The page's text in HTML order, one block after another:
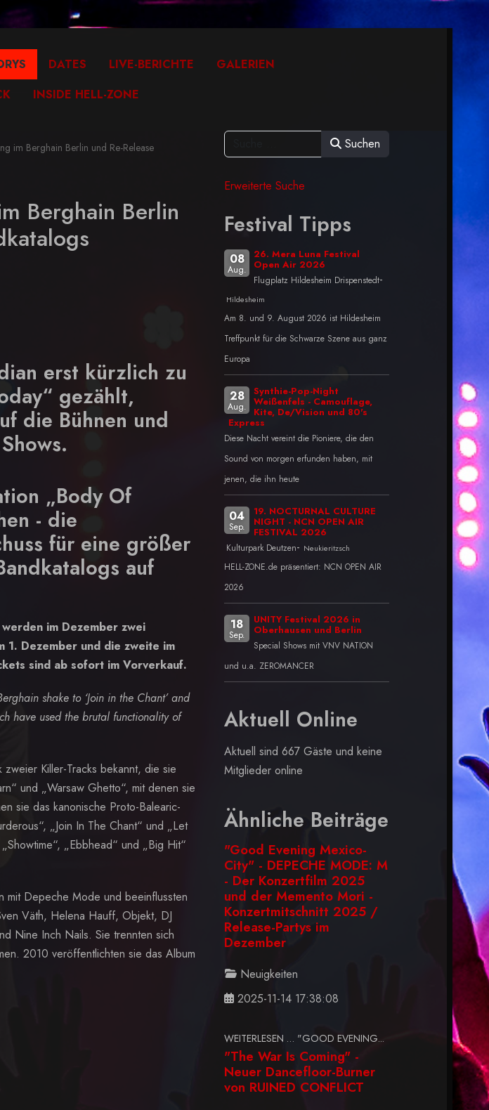
DATES LIVE-BERICHTE
GALERIEN
INSIDE HELL-ZONE
im Berghain Berlin und Re-Release
Berghain Berlin
erst kürzlich zu
gezählt,
die Bühnen und
„Body Of
- die
für eine größer
auf
im Dezember zwei
1. Dezember und die zweite im
sind ab sofort im Vorverkauf.
shake to ‘Join in the Chant’ and
have used the brutal functionality of
Killer-Tracks bekannt, die sie
und „Warsaw Ghetto“, mit denen sie
sie das kanonische Proto-Balearic-
„Join In The Chant“ und „Let
„Ebbhead“ und „Big Hit“
Depeche Mode und beeinflussten
Väth, Helena Hauff, Objekt, DJ
Nine Inch Nails. Sie trennten sich
2010 veröffentlichten sie das Album
Suchen
Erweiterte Suche
Festival Tipps
08
Aug.
26. Mera Luna Festival
Open Air 2026
Flugplatz Hildesheim Drispenstedt-
Hildesheim
Am 8. und 9. August 2026 ist Hildesheim
Treffpunkt für die Schwarze Szene aus ganz
Europa
28
Aug.
Synthie-Pop-Night
Weißenfels - Camouflage,
Kite, De/Vision und 80's
Express
Diese Nacht vereint die Pioniere, die den
Sound von morgen erfunden haben, mit
jenen, die ihn heute
04
Sep.
19. NOCTURNAL CULTURE
NIGHT - NCN OPEN AIR
FESTIVAL 2026
Kulturpark Deutzen- Neukieritzsch
HELL-ZONE.de präsentiert: NCN OPEN AIR
2026
18
Sep.
UNITY Festival 2026 in
Oberhausen und Berlin
Special Shows mit VNV NATION
und u.a. ZEROMANCER
Aktuell Online
Aktuell sind 667 Gäste und keine
Mitglieder online
Ähnliche Beiträge
"Good Evening Mexico-
City" - DEPECHE MODE: M
- Der Konzertfilm 2025
und der Memento Mori -
Konzertmitschnitt 2025 /
Release-Partys im
Dezember
Neuigkeiten
2025-11-14 17:38:08
WEITERLESEN … "GOOD EVENING...
"The War Is Coming" -
Neuer Dancefloor-Burner
von RUINED CONFLICT